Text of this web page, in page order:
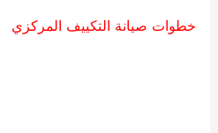
خطوات صيانة التكييف المركزي